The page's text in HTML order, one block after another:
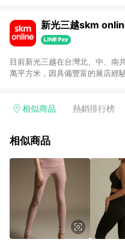
新光三越skm
目前新光三越在台灣北、中、南
萬平方米，因具備豐富的展店經
理念不斷向前邁進，並善盡企業
相似商品 熱銷排行榜
相似商品